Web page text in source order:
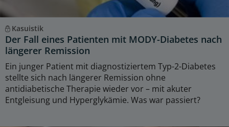
Kasuistik
Der Fall eines Patienten mit MODY-Diabetes nach
längerer Remission
Ein junger Patient mit diagnostiziertem Typ-2-Diabetes
stellte sich nach längerer Remission ohne
antidiabetische Therapie wieder vor – mit akuter
Entgleisung und Hyperglykämie. Was war passiert?